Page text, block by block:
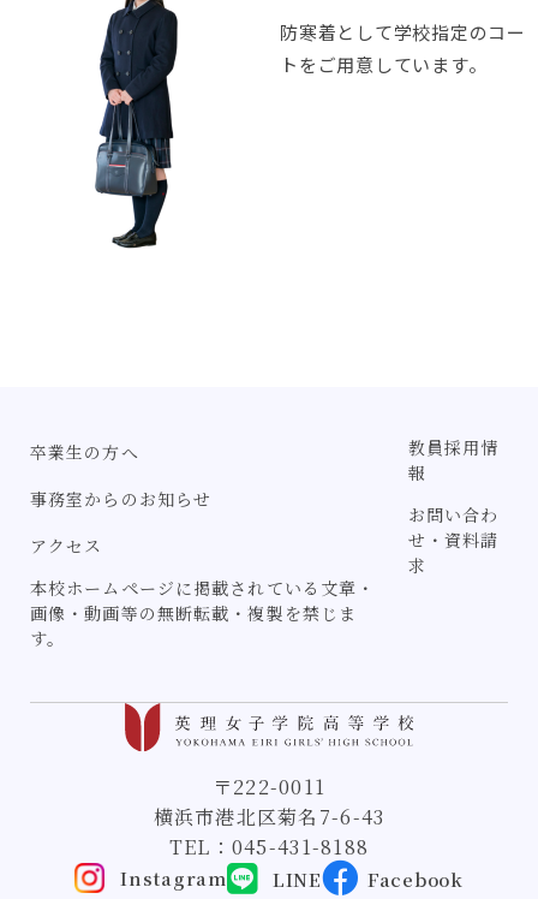
防寒着として学校指定のコー
トをご用意しています。
〒222-0011
横浜市港北区菊名7-6-43
TEL： 045-431-8188
卒業生の方へ
事務室からのお知らせ
アクセス
本校ホームページに掲載されている文章・
画像・動画等の無断転載・複製を禁じま
す。
教員採用情
報
お問い合わ
せ・資料請
求
Instagram LINE Facebook